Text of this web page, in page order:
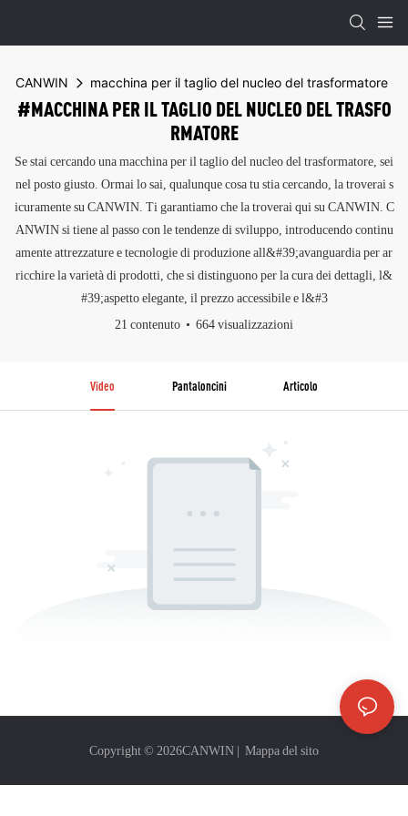
CANWIN macchina per il taglio del nucleo del trasformatore
#MACCHINA PER IL TAGLIO DEL NUCLEO DEL TRASFO
RMATORE
Se stai cercando una macchina per il taglio del nucleo del trasformatore, sei
nel posto giusto. Ormai lo sai, qualunque cosa tu stia cercando, la troverai s
icuramente su CANWIN. Ti garantiamo che la troverai qui su CANWIN. C
ANWIN si tiene al passo con le tendenze di sviluppo, introducendo continu
amente attrezzature e tecnologie di produzione all&#39;avanguardia per ar
ricchire la varietà di prodotti, che si distinguono per la cura dei dettagli, l&
#39;aspetto elegante, il prezzo accessibile e l&#3
21 contenuto
664 visualizzazioni
Video Pantaloncini Articolo
Copyright © 2026CANWIN | Mappa del sito